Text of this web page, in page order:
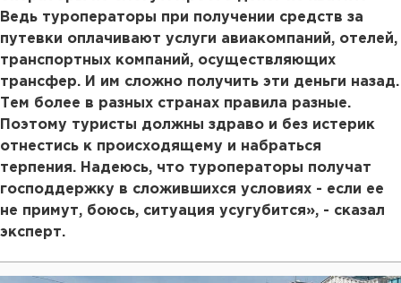
Ведь туроператоры при получении средств за
путевки оплачивают услуги авиакомпаний, отелей,
транспортных компаний, осуществляющих
трансфер. И им сложно получить эти деньги назад.
Тем более в разных странах правила разные.
Поэтому туристы должны здраво и без истерик
отнестись к происходящему и набраться
терпения. Надеюсь, что туроператоры получат
господдержку в сложившихся условиях - если ее
не примут, боюсь, ситуация усугубится», - сказал
эксперт.